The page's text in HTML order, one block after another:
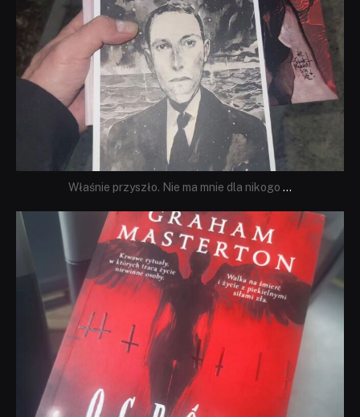
Właśnie przyszło. Nie ma mnie dla nikogo ...
dobryhorror
Sie 23